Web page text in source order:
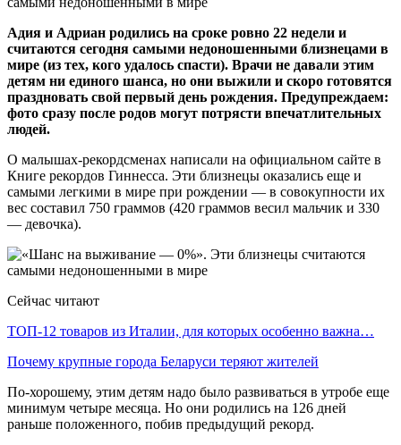
Адия и Адриан родились на сроке ровно 22 недели и
считаются сегодня самыми недоношенными близнецами в
мире (из тех, кого удалось спасти). Врачи не давали этим
детям ни единого шанса, но они выжили и скоро готовятся
праздновать свой первый день рождения. Предупреждаем:
фото сразу после родов могут потрясти впечатлительных
людей.
О малышах-рекордсменах написали на официальном сайте в
Книге рекордов Гиннесса. Эти близнецы оказались еще и
самыми легкими в мире при рождении — в совокупности их
вес составил 750 граммов (420 граммов весил мальчик и 330
— девочка).
Сейчас читают
ТОП-12 товаров из Италии, для которых особенно важна…
Почему крупные города Беларуси теряют жителей
По-хорошему, этим детям надо было развиваться в утробе еще
минимум четыре месяца. Но они родились на 126 дней
раньше положенного, побив предыдущий рекорд.